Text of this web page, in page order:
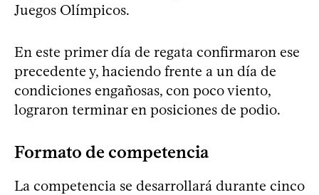
Juegos Olímpicos.
En este primer día de regata confirmaron ese
precedente y, haciendo frente a un día de
condiciones engañosas, con poco viento,
lograron terminar en posiciones de podio.
Formato de competencia
La competencia se desarrollará durante cinco